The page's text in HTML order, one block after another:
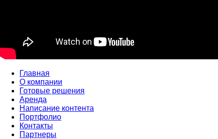
Главная
О компании
Готовые решения
Аренда
Написание контента
Портфолио
Контакты
Партнеры